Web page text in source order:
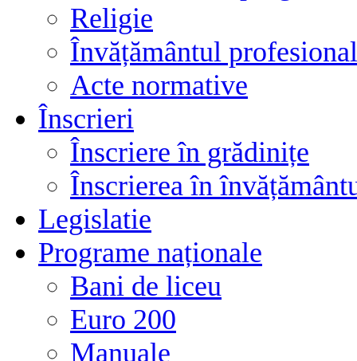
Religie
Învățământul
Acte normative
Înscrieri
Înscriere în grădinițe
Înscrierea în
Legislatie
Programe naționale
Bani de liceu
Euro 200
Manuale